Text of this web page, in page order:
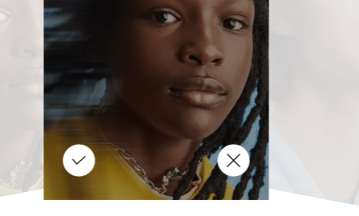
異位性皮膚炎或濕疹是遺傳病，
並不會傳染。濕疹症狀的治療，
主要以肥皂替代品、潤膚霜、外
用類固醇藥物為主。(請向家庭醫
生諮詢。)
膚
療
過
。